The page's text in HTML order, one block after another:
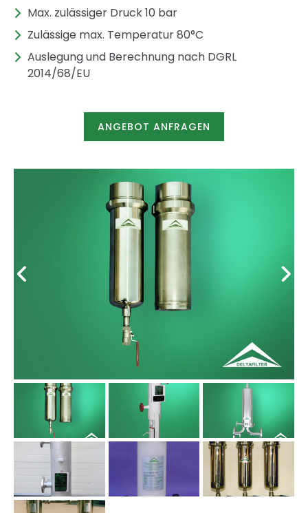
Max. zulässiger Druck 10 bar
Zulässige max. Temperatur 80°C
Auslegung und Berechnung nach DGRL
2014/68/EU
ANGEBOT ANFRAGEN